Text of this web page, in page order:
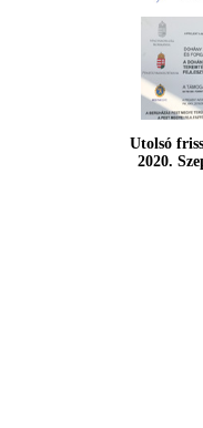
Utolsó
2020.